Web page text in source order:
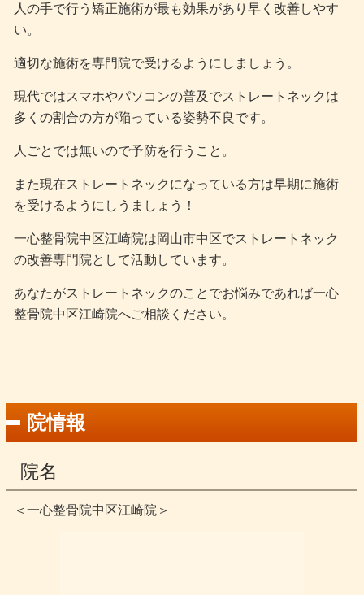
人の手で行う矯正施術が最も効果があり早く改善しやす
い。
適切な施術を専門院で受けるようにしましょう。
現代ではスマホやパソコンの普及でストレートネックは
多くの割合の方が陥っている姿勢不良です。
人ごとでは無いので予防を行うこと。
また現在ストレートネックになっている方は早期に施術
を受けるようにしうましょう！
一心整骨院中区江崎院は岡山市中区でストレートネック
の改善専門院として活動しています。
あなたがストレートネックのことでお悩みであれば一心
整骨院中区江崎院へご相談ください。
院情報
院名
＜一心整骨院中区江崎院＞